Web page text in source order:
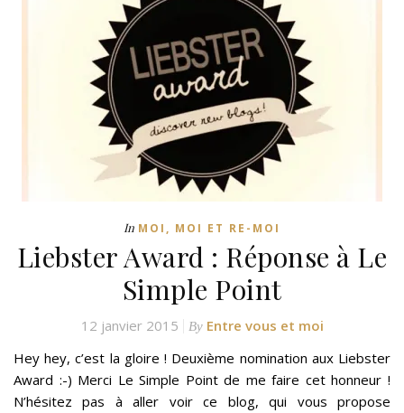
In MOI, MOI ET RE-MOI
Liebster Award : Réponse à Le
Simple Point
12 janvier 2015 By Entre vous et moi
Hey hey, c’est la gloire ! Deuxième nomination aux Liebster
Award :-) Merci Le Simple Point de me faire cet honneur !
N’hésitez pas à aller voir ce blog, qui vous propose